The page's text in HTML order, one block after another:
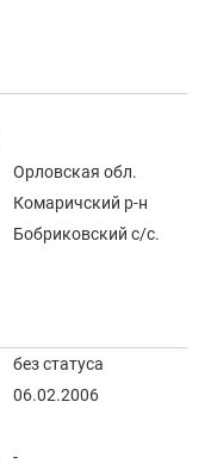
Орловская обл.
Комаричский р-н
Бобриковский с/с.
без статуса
06.02.2006
-